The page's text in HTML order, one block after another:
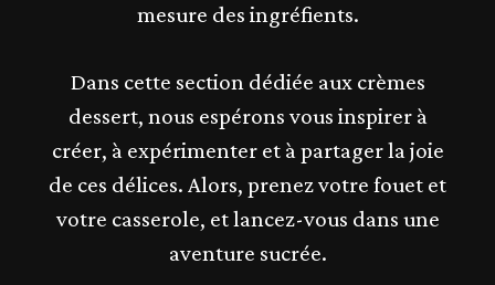
mesure des ingréfients.
Dans cette section dédiée aux crèmes
dessert, nous espérons vous inspirer à
créer, à expérimenter et à partager la joie
de ces délices. Alors, prenez votre fouet et
votre casserole, et lancez-vous dans une
aventure sucrée.